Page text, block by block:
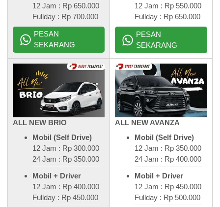
12 Jam : Rp 650.000
Fullday : Rp 700.000
PESAN
SEKARANG
12 Jam : Rp 550.000
Fullday : Rp 650.000
PESAN
SEKARANG
ALL NEW BRIO
Mobil (Self Drive)
12 Jam : Rp 300.000
24 Jam : Rp 350.000
Mobil + Driver
12 Jam : Rp 400.000
Fullday : Rp 450.000
ALL NEW AVANZA
Mobil (Self Drive)
12 Jam : Rp 350.000
24 Jam : Rp 400.000
Mobil + Driver
12 Jam : Rp 450.000
Fullday : Rp 500.000